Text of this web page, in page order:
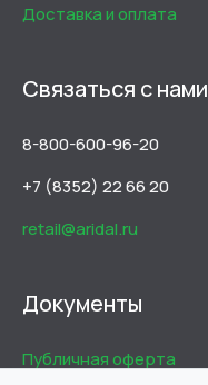
Доставка и оплата
Связаться с нами
8-800-600-96-20
+7 (8352) 22 66 20
retail@aridal.ru
Документы
Публичная оферта